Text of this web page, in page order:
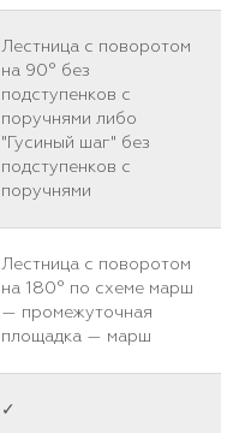
Лестница с поворотом
на 90° без
подступенков с
поручнями либо
"Гусиный шаг" без
подступенков с
поручнями
Лестница с поворотом
на 180° по схеме марш
— промежуточная
площадка — марш
✓